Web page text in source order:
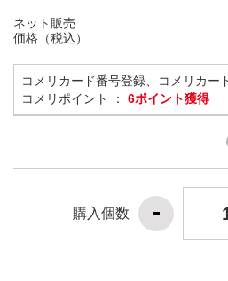
ネット販売
価格（税込）
コメリカード番号登録、コメリカー
コメリポイント ： 6ポイント獲得
購入個数